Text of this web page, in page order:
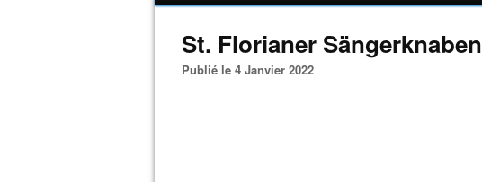
St. Florianer Sängerknaben
Publié le 4 Janvier 2022